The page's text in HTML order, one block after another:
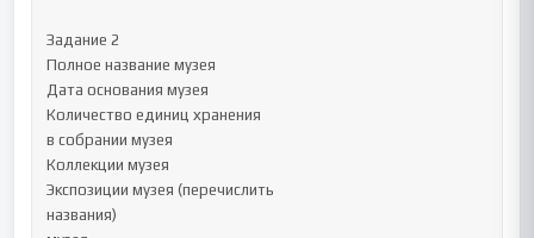
Задание 2
Полное название музея
Дата основания музея
Количество единиц хранения
в собрании музея
Коллекции музея
Экспозиции музея (перечислить
названия)